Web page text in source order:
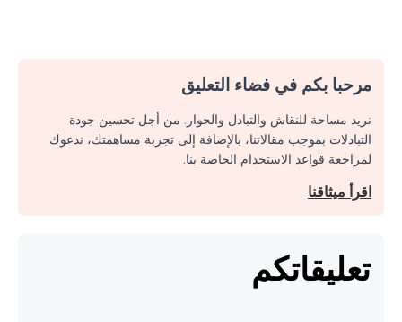
مرحبا بكم في فضاء التعليق
نريد مساحة للنقاش والتبادل والحوار. من أجل تحسين جودة
التبادلات بموجب مقالاتنا، بالإضافة إلى تجربة مساهمتك، ندعوك
لمراجعة قواعد الاستخدام الخاصة بنا.
اقرأ ميثاقنا
تعليقاتكم